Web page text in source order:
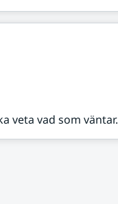
veta vad som väntar.